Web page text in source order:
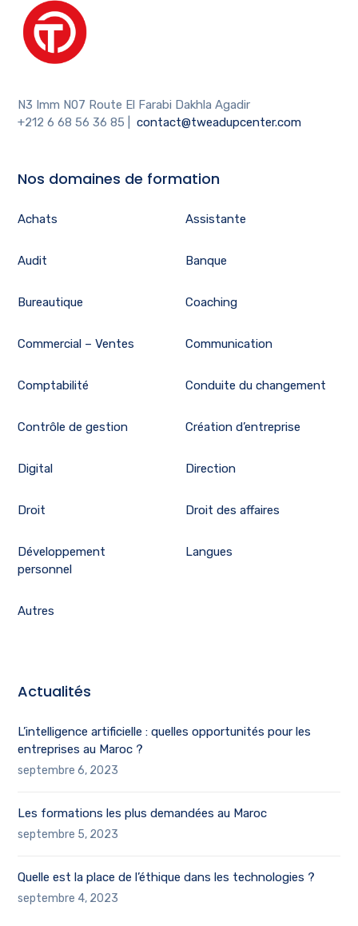
N3 Imm N07 Route El Farabi Dakhla Agadir
+212 6 68 56 36 85
|contact@tweadupcenter.com
Nos domaines de formation
Achats Assistante
Audit Banque
Bureautique Coaching
Commercial – Ventes Communication
Comptabilité Conduite du changement
Contrôle de gestion Création d’entreprise
Digital Direction
Droit Droit des affaires
Développement
personnel
Langues
Autres
Actualités
L’intelligence artificielle : quelles opportunités pour les
entreprises au Maroc ?
septembre 6, 2023
Les formations les plus demandées au Maroc
septembre 5, 2023
Quelle est la place de l’éthique dans les technologies ?
septembre 4, 2023